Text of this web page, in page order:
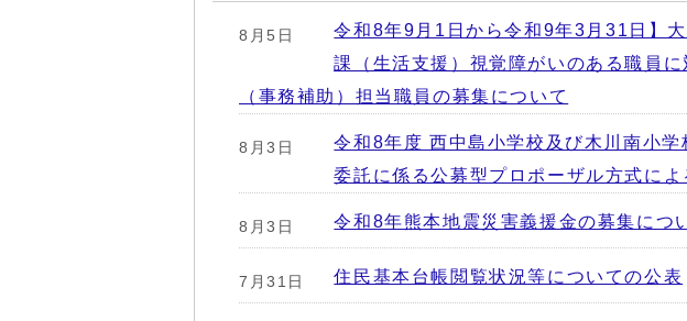
8月5日
令和8年9月1日から令和9年3月31日】
課（生活支援）視覚障がいのある職員に
（事務補助）担当職員の募集について
8月3日
令和8年度 西中島小学校及び木川南小
委託に係る公募型プロポーザル方式に
8月3日 令和8年熊本地震災害義援金の募集につ
7月31日 住民基本台帳閲覧状況等についての公表